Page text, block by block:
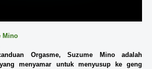
Mino
Orgasme, Suzume Mino adalah
menyamar untuk menyusup ke geng